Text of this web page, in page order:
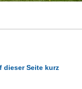
dieser Seite kurz